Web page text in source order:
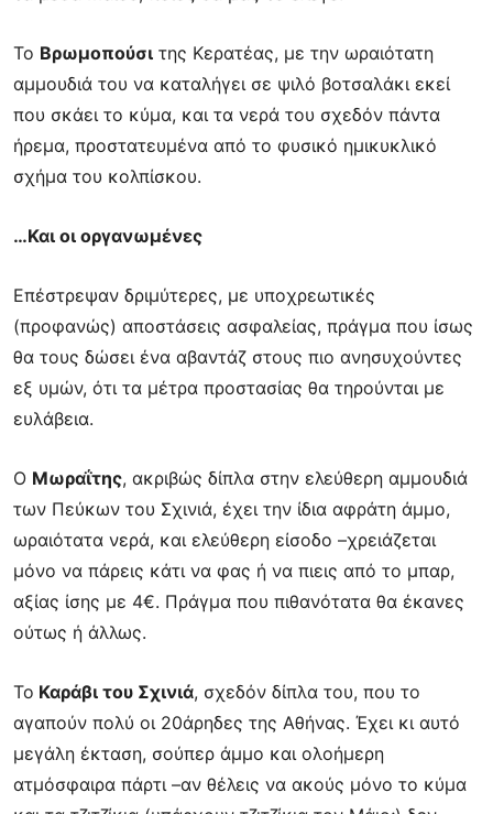
Το Βρωμοπούσι της Κερατέας, με την ωραιότατη
αμμουδιά του να καταλήγει σε ψιλό βοτσαλάκι εκεί
που σκάει το κύμα, και τα νερά του σχεδόν πάντα
ήρεμα, προστατευμένα από το φυσικό ημικυκλικό
σχήμα του κολπίσκου.
…Και οι οργανωμένες
Επέστρεψαν δριμύτερες, με υποχρεωτικές
(προφανώς) αποστάσεις ασφαλείας, πράγμα που ίσως
θα τους δώσει ένα αβαντάζ στους πιο ανησυχούντες
εξ υμών, ότι τα μέτρα προστασίας θα τηρούνται με
ευλάβεια.
Ο Μωραΐτης, ακριβώς δίπλα στην ελεύθερη αμμουδιά
των Πεύκων του Σχινιά, έχει την ίδια αφράτη άμμο,
ωραιότατα νερά, και ελεύθερη είσοδο –χρειάζεται
μόνο να πάρεις κάτι να φας ή να πιεις από το μπαρ,
αξίας ίσης με 4€. Πράγμα που πιθανότατα θα έκανες
ούτως ή άλλως.
Το Καράβι του Σχινιά, σχεδόν δίπλα του, που το
αγαπούν πολύ οι 20άρηδες της Αθήνας. Έχει κι αυτό
μεγάλη έκταση, σούπερ άμμο και ολοήμερη
ατμόσφαιρα πάρτι –αν θέλεις να ακούς μόνο το κύμα